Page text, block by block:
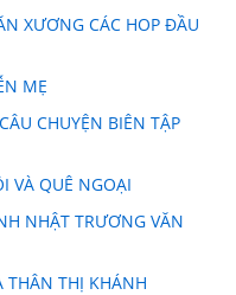
XƯƠNG CÁC HOP ĐẦU
MẸ
CHUYỆN BIÊN TẬP
VÀ QUÊ NGOẠI
NHẬT TRƯƠNG VĂN
THÂN THỊ KHÁNH